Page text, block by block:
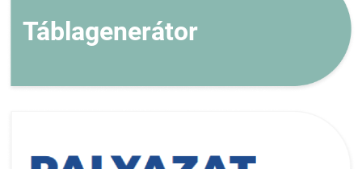
Táblagenerátor